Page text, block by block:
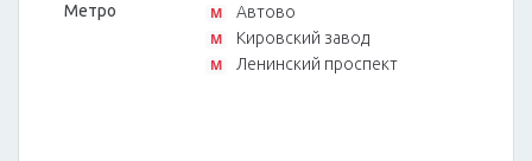
Метро M Автово
M Кировский завод
M Ленинский проспект